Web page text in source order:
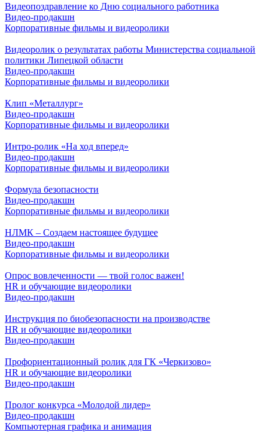
Видеопоздравление ко Дню социального работника
Видео-продакшн
Корпоративные фильмы и видеоролики
Видеоролик о результатах работы Министерства социальной
политики Липецкой области
Видео-продакшн
Корпоративные фильмы и видеоролики
Клип «Металлург»
Видео-продакшн
Корпоративные фильмы и видеоролики
Интро-ролик «На ход вперед»
Видео-продакшн
Корпоративные фильмы и видеоролики
Формула безопасности
Видео-продакшн
Корпоративные фильмы и видеоролики
НЛМК – Создаем настоящее будущее
Видео-продакшн
Корпоративные фильмы и видеоролики
Опрос вовлеченности — твой голос важен!
HR и обучающие видеоролики
Видео-продакшн
Инструкция по биобезопасности на производстве
HR и обучающие видеоролики
Видео-продакшн
Профориентационный ролик для ГК «Черкизово»
HR и обучающие видеоролики
Видео-продакшн
Пролог конкурса «Молодой лидер»
Видео-продакшн
Компьютерная графика и анимация